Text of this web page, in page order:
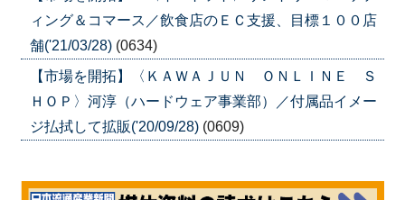
ィング＆コマース／飲食店のＥＣ支援、目標１００店
舗('21/03/28) (0634)
【市場を開拓】〈ＫＡＷＡＪＵＮ ＯＮＬＩＮＥ Ｓ
ＨＯＰ〉河淳（ハードウェア事業部）／付属品イメー
ジ払拭して拡販('20/09/28) (0609)